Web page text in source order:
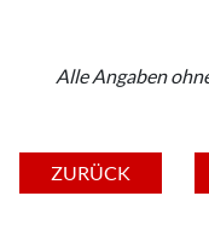
Alle Angaben
ZURÜCK